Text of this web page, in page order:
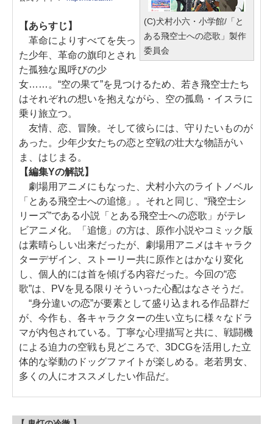
(C)犬村小六・小学館/「と
ある飛空士への恋歌」製作
委員会
【あらすじ】
革命によりすべてを失っ
た少年、革命の旗印とされ
た孤独な風呼びの少
女……。“空の果て”を見つけるため、若き飛空士たち
はそれぞれの想いを抱えながら、空の孤島・イスラに
乗り旅立つ。
友情、恋、冒険。そして彼らには、守りたいものが
あった。少年少女たちの恋と空戦の壮大な物語がい
ま、はじまる。
【編集Yの解説】
劇場用アニメにもなった、犬村小六のライトノベル
「とある飛空士への追憶」。それと同じ、“飛空士シ
リーズ”である小説「とある飛空士への恋歌」がテレ
ビアニメ化。「追憶」の方は、原作小説やコミック版
は素晴らしい出来だったが、劇場用アニメはキャラク
ターデザイン、ストーリー共に原作とはかなり変化
し、個人的には首を傾げる内容だった。今回の“恋
歌”は、PVを見る限りそういった心配はなさそうだ。
“身分違いの恋”が要素として盛り込まれる作品群だ
が、今作も、各キャラクターの生い立ちに様々なドラ
マが内包されている。丁寧な心理描写と共に、戦闘機
による迫力の空戦も見どころで、3DCGを活用した立
体的な挙動のドッグファイトが楽しめる。老若男女、
多くの人にオススメしたい作品だ。